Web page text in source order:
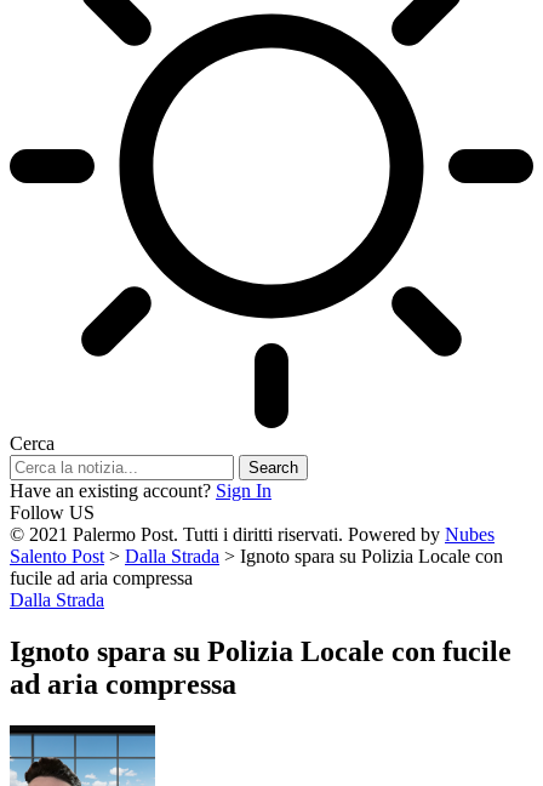
Cerca
Have an existing account? Sign In
Follow US
© 2021 Palermo Post. Tutti i diritti riservati. Powered by Nubes
Salento Post > Dalla Strada > Ignoto spara su Polizia Locale con
fucile ad aria compressa
Dalla Strada
Ignoto spara su Polizia Locale con fucile
ad aria compressa